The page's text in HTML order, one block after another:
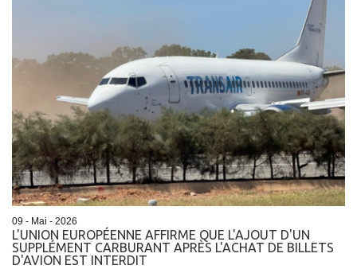
09 - Mai - 2026
L'UNION EUROPÉENNE AFFIRME QUE L'AJOUT D'UN
SUPPLÉMENT CARBURANT APRÈS L'ACHAT DE BILLETS
D'AVION EST INTERDIT